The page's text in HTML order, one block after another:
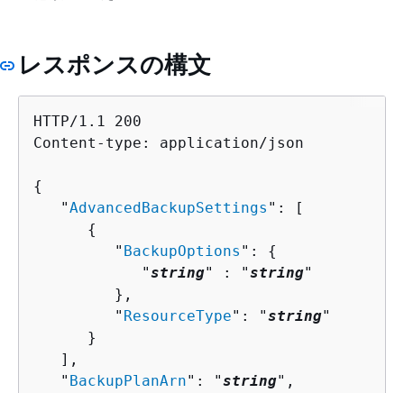
レスポンスの構文
HTTP/1.1 200
Content-type: application/json
{
   "
AdvancedBackupSettings ": [
{
         "
BackupOptions ": {
            "
string" : "string"
         },
         "
ResourceType": "string"
      }
   ],
   "
BackupPlanArn": "string",